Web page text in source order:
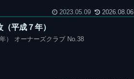
2023.05.09 2026.08.06
平成７年）
） オーナーズクラブ No.38